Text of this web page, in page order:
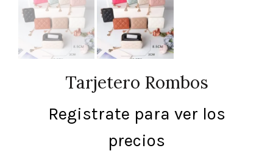
Tarjetero Rombos
Registrate para ver los
precios